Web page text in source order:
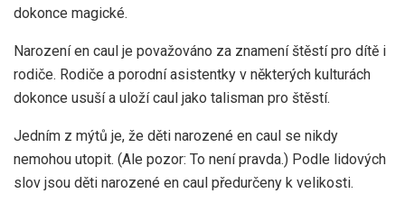
dokonce magické.
Narození en caul je považováno za znamení štěstí pro dítě i
rodiče. Rodiče a porodní asistentky v některých kulturách
dokonce usuší a uloží caul jako talisman pro štěstí.
Jedním z mýtů je, že děti narozené en caul se nikdy
nemohou utopit. (Ale pozor: To není pravda.) Podle lidových
slov jsou děti narozené en caul předurčeny k velikosti.